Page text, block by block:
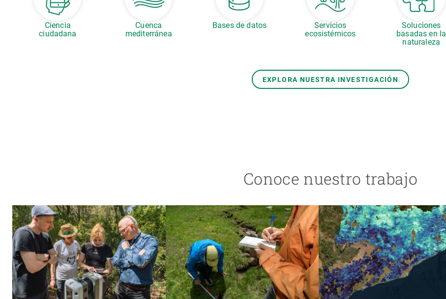
Ciencia
ciudadana
Cuenca
mediterránea
Bases de datos
Servicios
ecosistémicos
Soluciones
basadas en la
naturaleza
EXPLORA NUESTRA INVESTIGACIÓN
Conoce nuestro trabajo